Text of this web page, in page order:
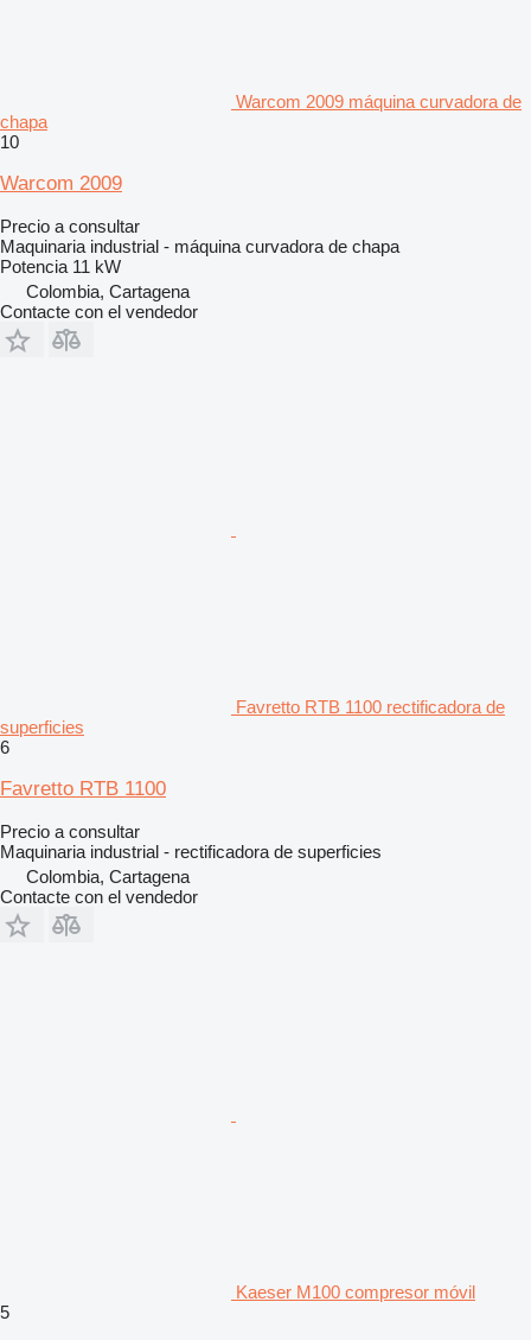
Warcom 2009 máquina curvadora de
chapa
10
Warcom 2009
Precio a consultar
Maquinaria industrial - máquina curvadora de chapa
Potencia 11 kW
Colombia, Cartagena
Contacte con el vendedor
Favretto RTB 1100 rectificadora de
superficies
6
Favretto RTB 1100
Precio a consultar
Maquinaria industrial - rectificadora de superficies
Colombia, Cartagena
Contacte con el vendedor
Kaeser M100 compresor móvil
5